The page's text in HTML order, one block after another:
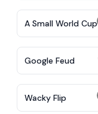
A Small World Cup
Google Feud
Wacky Flip